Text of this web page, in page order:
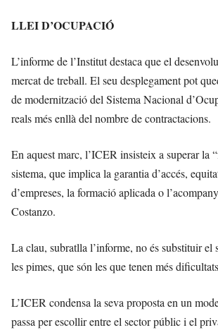
LLEI D’OCUPACIÓ
L’informe de l’Institut destaca que el
mercat de treball. El seu desplegament pot
de modernització del Sistema Nacional
reals més enllà del nombre de contractacions.
En aquest marc, l’ICER insisteix a superar
sistema, que implica la garantia d’accés,
d’empreses, la formació aplicada o
Costanzo.
La clau, subratlla l’informe, no és substituir
les pimes, que són les que tenen més
L’ICER condensa la seva proposta en un
passa per escollir entre el sector públic i el